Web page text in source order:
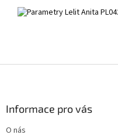
Informace pro vás
O nás